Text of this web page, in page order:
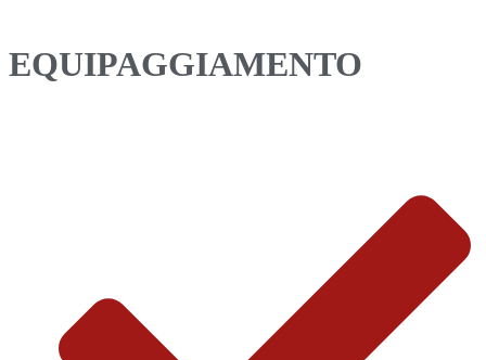
EQUIPAGGIAMENTO